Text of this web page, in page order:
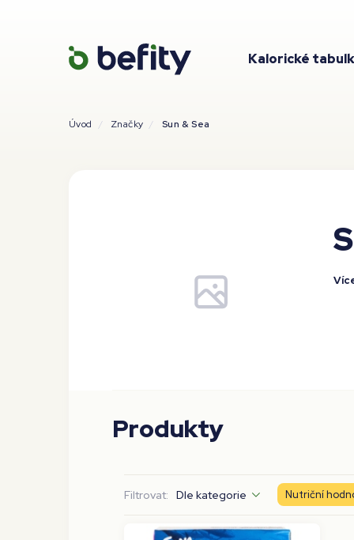
Kalorické
Úvod Značky Sun & Sea
Produkty
Filtrovat: Dle kategorie Nutriční